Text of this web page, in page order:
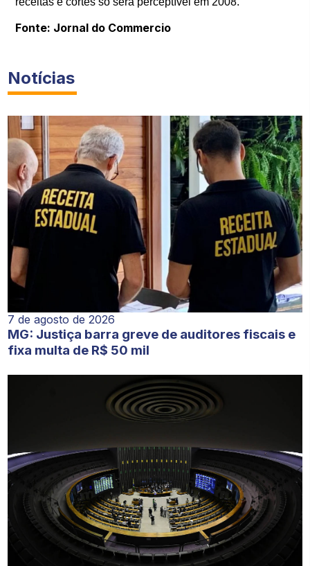
Fonte: Jornal do Commercio
Notícias
7 de agosto de 2026
MG: Justiça barra greve de auditores fiscais e
fixa multa de R$ 50 mil